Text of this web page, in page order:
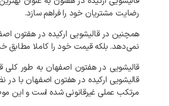
رضایت مشتریان خود رافراهمسازد.
همچنین در قالیشویی ارکیده در هفتون
نمی‌دهد. بلکه قیمت خود راکاملا مطابق
قالیشویی در هفتون اصفهان به طور کلی
قالیشویی ارکیده در هفتون اصفهان با در
مرتکب عملی غیرقانونی شده است و این